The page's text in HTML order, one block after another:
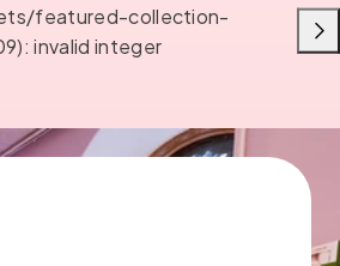
featured-collection-
invalid integer